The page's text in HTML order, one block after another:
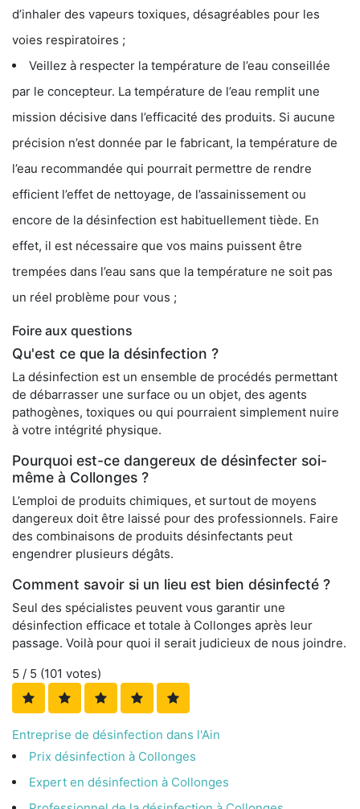
d’inhaler des vapeurs toxiques, désagréables pour les
voies respiratoires ;
Veillez à respecter la température de l’eau conseillée
par le concepteur. La température de l’eau remplit une
mission décisive dans l’efficacité des produits. Si aucune
précision n’est donnée par le fabricant, la température de
l’eau recommandée qui pourrait permettre de rendre
efficient l’effet de nettoyage, de l’assainissement ou
encore de la désinfection est habituellement tiède. En
effet, il est nécessaire que vos mains puissent être
trempées dans l’eau sans que la température ne soit pas
un réel problème pour vous ;
Foire aux questions
Qu'est ce que la désinfection ?
La désinfection est un ensemble de procédés permettant
de débarrasser une surface ou un objet, des agents
pathogènes, toxiques ou qui pourraient simplement nuire
à votre intégrité physique.
Pourquoi est-ce dangereux de désinfecter soi-
même à Collonges ?
L’emploi de produits chimiques, et surtout de moyens
dangereux doit être laissé pour des professionnels. Faire
des combinaisons de produits désinfectants peut
engendrer plusieurs dégâts.
Comment savoir si un lieu est bien désinfecté ?
Seul des spécialistes peuvent vous garantir une
désinfection efficace et totale à Collonges après leur
passage. Voilà pour quoi il serait judicieux de nous joindre.
5 / 5 (101 votes)
Entreprise de désinfection dans l'Ain
Prix désinfection à Collonges
Expert en désinfection à Collonges